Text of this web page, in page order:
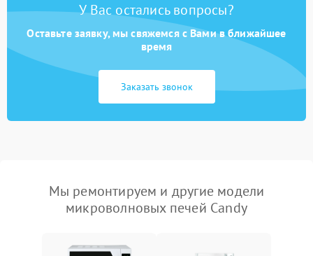
У Вас остались вопросы?
Оставьте заявку, мы свяжемся с Вами в ближайшее
время
Заказать звонок
Мы ремонтируем и другие модели
микроволновых печей Candy